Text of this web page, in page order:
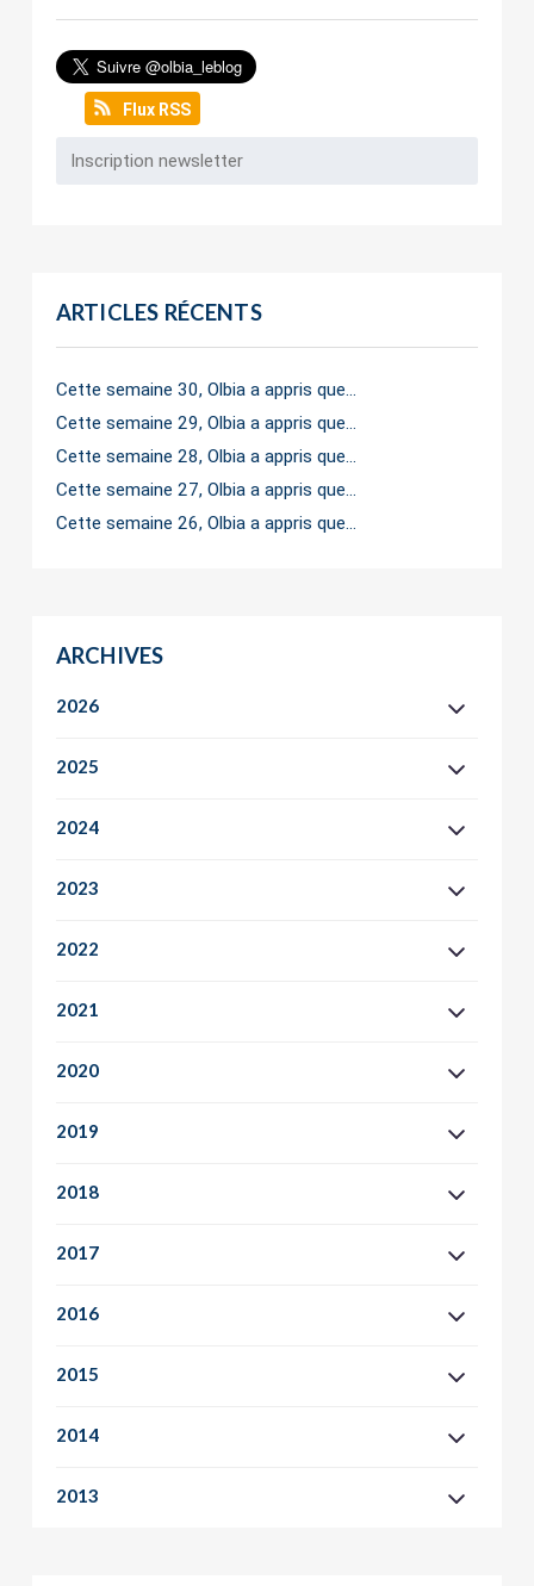
Flux RSS
ARTICLES RÉCENTS
Cette semaine 30, Olbia a appris que…
Cette semaine 29, Olbia a appris que…
Cette semaine 28, Olbia a appris que…
Cette semaine 27, Olbia a appris que…
Cette semaine 26, Olbia a appris que…
ARCHIVES
2026
2025
2024
2023
2022
2021
2020
2019
2018
2017
2016
2015
2014
2013